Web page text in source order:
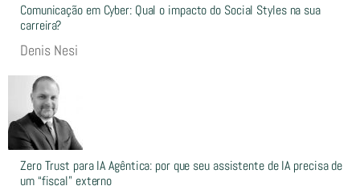
Comunicação em Cyber: Qual o impacto do Social Styles na sua
carreira?
Denis Nesi
Zero Trust para IA Agêntica: por que seu assistente de IA precisa de
um “fiscal” externo